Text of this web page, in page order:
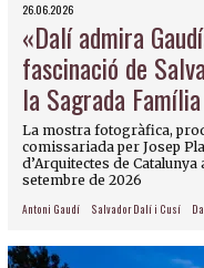
26.06.2026
«Dalí admira
fascinació de
la Sagrada Família
La mostra fotogràfica,
comissariada per Josep
d’Arquitectes de
setembre de 2026
Antoni Gaudí Salvador Dalí i Cusí